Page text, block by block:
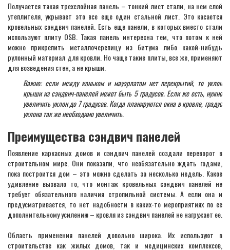
Получается такая трехслойная панель – тонкий лист стали, на нем слой
утеплителя, укрывает это все еще один стальной лист. Это касается
кровельных сэндвич панелей. Есть еще панели, в которых вместо стали
используют плиту OSB. Такая панель интересна тем, что потом к ней
можно прикрепить металлочерепицу из битума либо какой-нибудь
рулонный материал для кровли. Но чаще такие плиты, все же, применяют
для возведения стен, а не крыши.
Важно: если между коньком и мауэрлатом нет перекрытий, то уклон
крыши из сэндвич-панелей может быть 5 градусов. Если же есть, нужно
увеличить уклон до 7 градусов. Когда планируются окна в кровле, градус
уклона так же необходимо увеличить.
Преимущества сэндвич панелей
Появление каркасных домов и сэндвич панелей создали переворот в
строительном мире. Они показали, что необязательно ждать годами,
пока построится дом – это можно сделать за несколько недель. Какое
удивление вызвало то, что монтаж кровельных сэндвич панелей не
требует обязательного наличия стропильной системы. А если она и
предусматривается, то нет надобности в каких-то мероприятиях по ее
дополнительному усилению – кровля из сэндвич панелей не нагружает ее.
Область применения панелей довольно широка. Их используют в
строительстве как жилых домов, так и медицинских комплексов,